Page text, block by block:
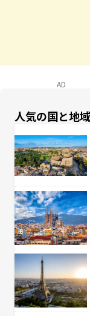
AD
人気の国と地